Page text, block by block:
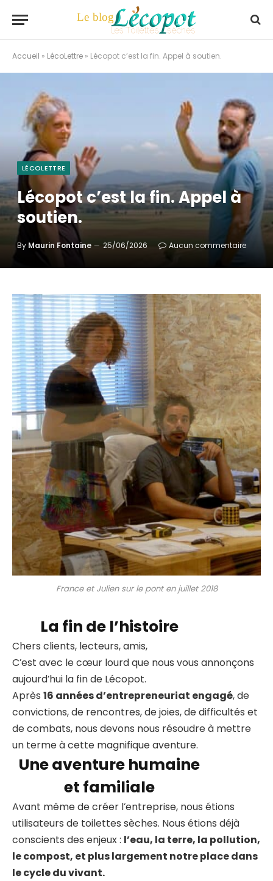
Accueil » LécoLettre » Lécopot c’est la fin. Appel à soutien.
LÉCOLETTRE
Lécopot c’est la fin. Appel à
soutien.
By Maurin Fontaine 25/06/2026 Aucun commentaire
France et Julien sur le pont en juillet 2018
La fin de l’histoire
Chers clients, lecteurs, amis,
C’est avec le cœur lourd que nous vous annonçons
aujourd’hui la fin de Lécopot.
Après 16 années d’entrepreneuriat engagé, de
convictions, de rencontres, de joies, de difficultés et
de combats, nous devons nous résoudre à mettre
un terme à cette magnifique aventure.
Une aventure humaine
et familiale
Avant même de créer l’entreprise, nous étions
utilisateurs de toilettes sèches. Nous étions déjà
conscients des enjeux : l’eau, la terre, la pollution,
le compost, et plus largement notre place dans
le cycle du vivant.